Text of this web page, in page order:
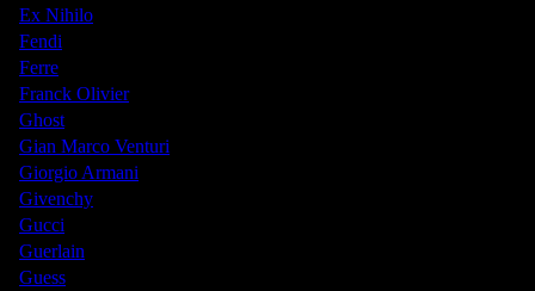
Ex Nihilo
Fendi
Ferre
Franck Olivier
Ghost
Gian Marco Venturi
Giorgio Armani
Givenchy
Gucci
Guerlain
Guess